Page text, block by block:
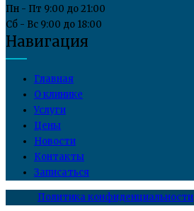
Пн - Пт 9:00 до 21:00
Сб - Вс 9:00 до 18:00
Навигация
Главная
О клинике
Услуги
Цены
Новости
Контакты
Записаться
Политика конфиденциальности